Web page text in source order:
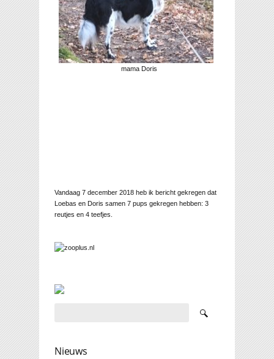
mama Doris
Vandaag 7 december 2018 heb ik bericht gekregen dat
Loebas en Doris samen 7 pups gekregen hebben: 3
reutjes en 4 teefjes.
Nieuws